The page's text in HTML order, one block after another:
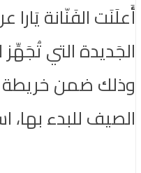
أَعلَنَت الفَنّانة
الجَديدة التي
وذلك ضمن خريطة
الصيف للبدء بها،